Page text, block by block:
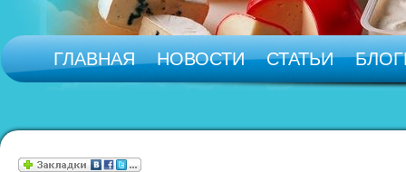
ГЛАВНАЯ НОВОСТИ СТАТЬИ